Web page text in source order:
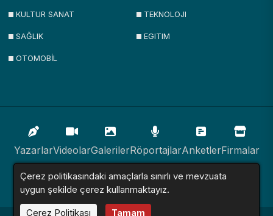
KULTUR SANAT TEKNOLOJI
SAĞLIK EGITIM
OTOMOBİL
YazarlarVideolarGalerilerRöportajlarAnketlerFirmalar
İlanlarResmi İlanlarSitemap
Çerez politikasındaki amaçlarla sınırlı ve mevzuata
uygun şekilde çerez kullanmaktayız.
Çerez Politikası
Tamam